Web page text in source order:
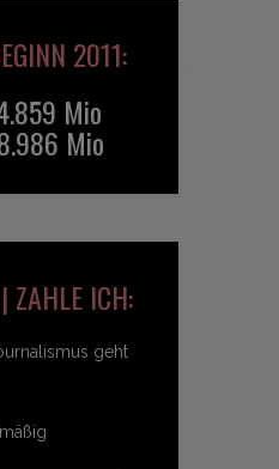
2011:
Mio
Mio
ZAHLE ICH:
geht